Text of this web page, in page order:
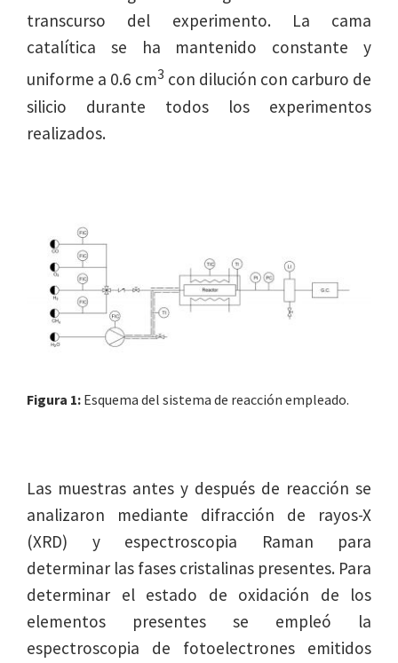
transcurso del experimento. La cama
catalítica se ha mantenido constante y
uniforme a 0.6 cm3 con dilución con carburo de
silicio durante todos los experimentos
realizados.
Figura 1: Esquema del sistema de reacción empleado.
Las muestras antes y después de reacción se
analizaron mediante difracción de rayos-X
(XRD) y espectroscopia Raman para
determinar las fases cristalinas presentes. Para
determinar el estado de oxidación de los
elementos presentes se empleó la
espectroscopia de fotoelectrones emitidos